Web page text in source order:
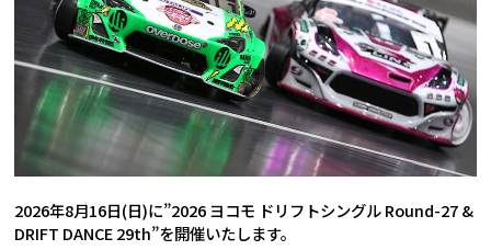
2026年8月16日(日)に”2026 ヨコモ ドリフトシングル Round-27 &
DRIFT DANCE 29th”を開催いたします。